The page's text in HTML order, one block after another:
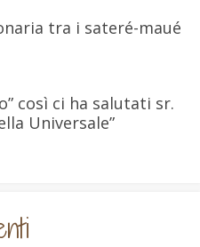
tra i sateré-maué
così ci ha salutati sr.
Universale”